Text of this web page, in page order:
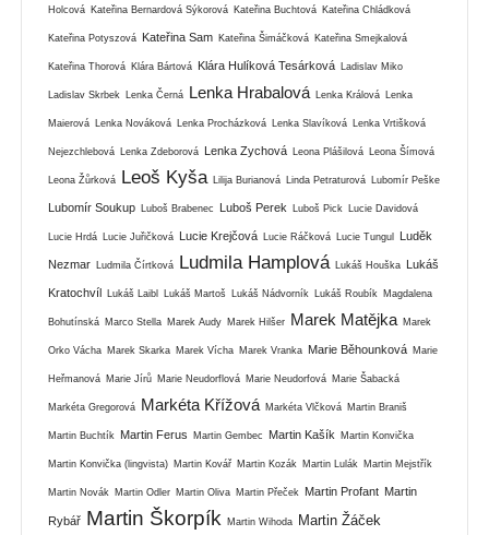
Holcová Kateřina Bernardová Sýkorová Kateřina Buchtová Kateřina Chládková
Kateřina Potyszová Kateřina Sam Kateřina Šimáčková Kateřina Smejkalová
Kateřina Thorová Klára Bártová Klára Hulíková Tesárková Ladislav Miko
Ladislav Skrbek Lenka Černá Lenka Hrabalová Lenka Králová Lenka
Maierová Lenka Nováková Lenka Procházková Lenka Slavíková Lenka Vrtišková
Nejezchlebová Lenka Zdeborová Lenka Zychová Leona Plášilová Leona Šímová
Leona Žůrková Leoš Kyša Lilija Burianová Linda Petraturová Lubomír Peške
Lubomír Soukup Luboš Brabenec Luboš Perek Luboš Pick Lucie Davidová
Lucie Hrdá Lucie Juřičková Lucie Krejčová Lucie Ráčková Lucie Tungul Luděk
Nezmar Ludmila Čírtková Ludmila Hamplová Lukáš Houška Lukáš
Kratochvíl Lukáš Laibl Lukáš Martoš Lukáš Nádvorník Lukáš Roubík Magdalena
Bohutínská Marco Stella Marek Audy Marek Hilšer Marek Matějka Marek
Orko Vácha Marek Skarka Marek Vícha Marek Vranka Marie Běhounková Marie
Heřmanová Marie Jírů Marie Neudorflová Marie Neudorfová Marie Šabacká
Markéta Gregorová Markéta Křížová Markéta Vlčková Martin Braniš
Martin Buchtík Martin Ferus Martin Gembec Martin Kašík Martin Konvička
Martin Konvička (lingvista) Martin Kovář Martin Kozák Martin Lulák Martin Mejstřík
Martin Novák Martin Odler Martin Oliva Martin Přeček Martin Profant Martin
Rybář Martin Škorpík Martin Wihoda Martin Žáček